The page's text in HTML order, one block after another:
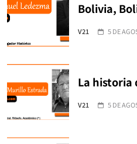
Bolivia,
V21 5 DE
La historia
V21 5 DE